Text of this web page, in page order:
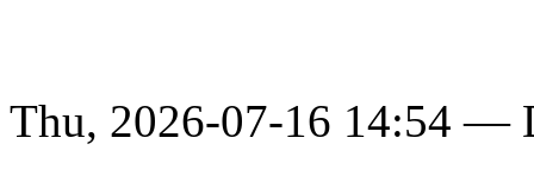
Thu, 2026-07-16 14:54 —